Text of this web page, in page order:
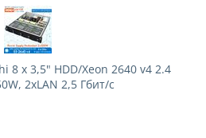
8 х 3,5" HDD/Xeon 2640 v4 2.4
2xLAN 2,5 Гбит/с